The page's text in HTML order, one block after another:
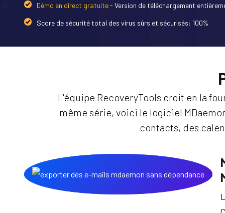
Démo en direct gratuite- Version de téléchargement
Score de sécurité total des virus sûrs et sécurisés: 100%
L'équipe RecoveryTools croit en la
même série, voici le logiciel
contacts, des